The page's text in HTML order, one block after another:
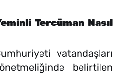
Tercüman Nasıl
vatandaşları
belirtilen